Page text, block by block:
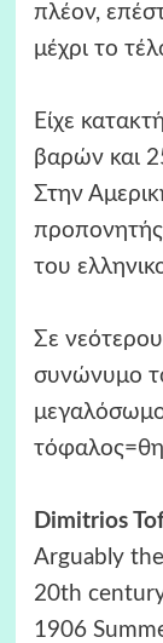
πλέον,
μέχρι το
Είχε
βαρών και
Στην
προπονητής
του
Σε
συνώνυμο
Dimitrios
Arguably
20th
1906